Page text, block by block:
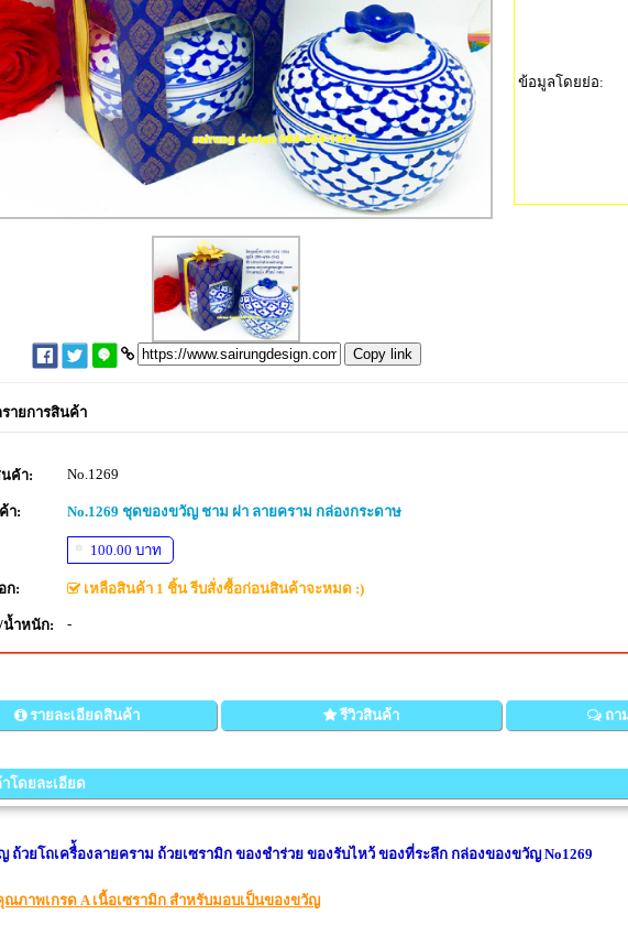
Copy link
ข้อมูลโดยย่อ:
ายการสินค้า
ค้า: No.1269
า: No.1269 ชุดของขวัญ ชาม ฝา ลายคราม กล่องกระดาษ
100.00 บาท
ก: เหลือสินค้า 1 ชิ้น รีบสั่งซื้อก่อนสินค้าจะหมด :)
ำหนัก: -
รายละเอียดสินค้า รีวิวสินค้า ถา
โดยละเอียด
ถ้วยโถเครื่้องลายคราม ถ้วยเซรามิก ของชำร่วย ของรับไหว้ ของที่ระลึก กล่องของขวัญ No1269
ภาพเกรด A เนื้อเซรามิก สำหรับมอบเป็นของขวัญ